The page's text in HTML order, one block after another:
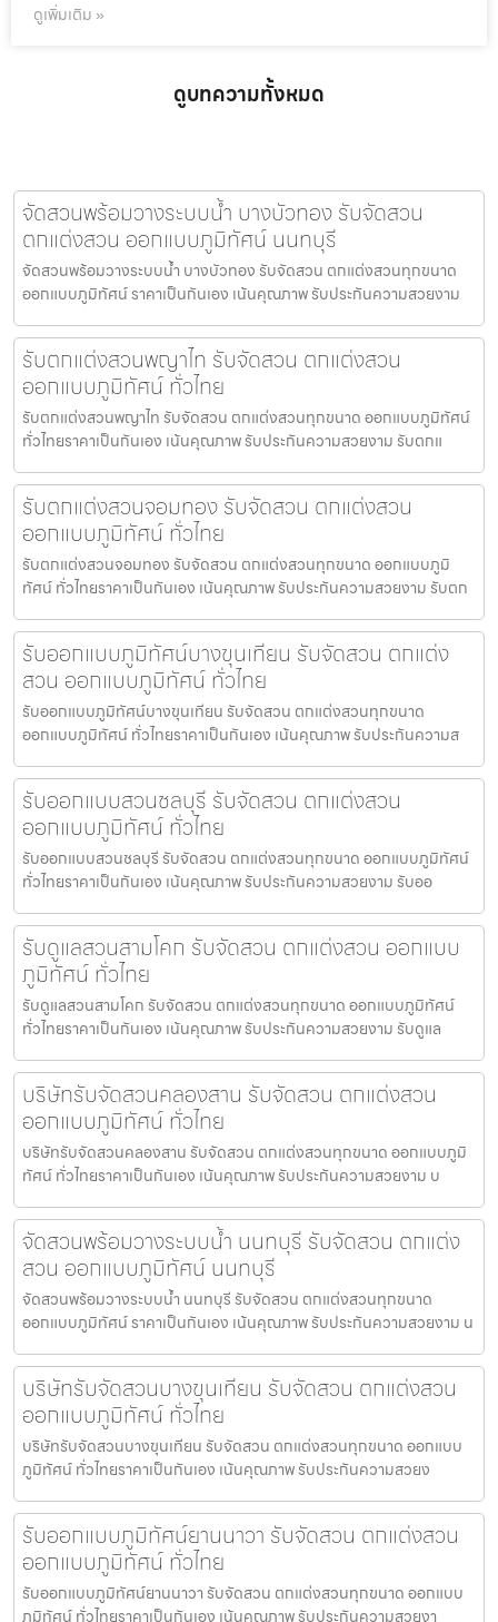
ดูเพิ่มเติม »
ดูบทความทั้งหมด
จัดสวนพร้อมวางระบบน้ำ บางบัวทอง รับจัดสวน
ตกแต่งสวน ออกแบบภูมิทัศน์ นนทบุรี
จัดสวนพร้อมวางระบบน้ำ บางบัวทอง รับจัดสวน ตกแต่งสวนทุกขนาด
ออกแบบภูมิทัศน์ ราคาเป็นกันเอง เน้นคุณภาพ รับประกันความสวยงาม
รับตกแต่งสวนพญาไท รับจัดสวน ตกแต่งสวน
ออกแบบภูมิทัศน์ ทั่วไทย
รับตกแต่งสวนพญาไท รับจัดสวน ตกแต่งสวนทุกขนาด ออกแบบภูมิทัศน์
ทั่วไทยราคาเป็นกันเอง เน้นคุณภาพ รับประกันความสวยงาม รับตกแ
รับตกแต่งสวนจอมทอง รับจัดสวน ตกแต่งสวน
ออกแบบภูมิทัศน์ ทั่วไทย
รับตกแต่งสวนจอมทอง รับจัดสวน ตกแต่งสวนทุกขนาด ออกแบบภูมิ
ทัศน์ ทั่วไทยราคาเป็นกันเอง เน้นคุณภาพ รับประกันความสวยงาม รับตก
รับออกแบบภูมิทัศน์บางขุนเทียน รับจัดสวน ตกแต่ง
สวน ออกแบบภูมิทัศน์ ทั่วไทย
รับออกแบบภูมิทัศน์บางขุนเทียน รับจัดสวน ตกแต่งสวนทุกขนาด
ออกแบบภูมิทัศน์ ทั่วไทยราคาเป็นกันเอง เน้นคุณภาพ รับประกันความส
รับออกแบบสวนชลบุรี รับจัดสวน ตกแต่งสวน
ออกแบบภูมิทัศน์ ทั่วไทย
รับออกแบบสวนชลบุรี รับจัดสวน ตกแต่งสวนทุกขนาด ออกแบบภูมิทัศน์
ทั่วไทยราคาเป็นกันเอง เน้นคุณภาพ รับประกันความสวยงาม รับออ
รับดูแลสวนสามโคก รับจัดสวน ตกแต่งสวน ออกแบบ
ภูมิทัศน์ ทั่วไทย
รับดูแลสวนสามโคก รับจัดสวน ตกแต่งสวนทุกขนาด ออกแบบภูมิทัศน์
ทั่วไทยราคาเป็นกันเอง เน้นคุณภาพ รับประกันความสวยงาม รับดูแล
บริษัทรับจัดสวนคลองสาน รับจัดสวน ตกแต่งสวน
ออกแบบภูมิทัศน์ ทั่วไทย
บริษัทรับจัดสวนคลองสาน รับจัดสวน ตกแต่งสวนทุกขนาด ออกแบบภูมิ
ทัศน์ ทั่วไทยราคาเป็นกันเอง เน้นคุณภาพ รับประกันความสวยงาม บ
จัดสวนพร้อมวางระบบน้ำ นนทบุรี รับจัดสวน ตกแต่ง
สวน ออกแบบภูมิทัศน์ นนทบุรี
จัดสวนพร้อมวางระบบน้ำ นนทบุรี รับจัดสวน ตกแต่งสวนทุกขนาด
ออกแบบภูมิทัศน์ ราคาเป็นกันเอง เน้นคุณภาพ รับประกันความสวยงาม น
บริษัทรับจัดสวนบางขุนเทียน รับจัดสวน ตกแต่งสวน
ออกแบบภูมิทัศน์ ทั่วไทย
บริษัทรับจัดสวนบางขุนเทียน รับจัดสวน ตกแต่งสวนทุกขนาด ออกแบบ
ภูมิทัศน์ ทั่วไทยราคาเป็นกันเอง เน้นคุณภาพ รับประกันความสวยง
รับออกแบบภูมิทัศน์ยานนาวา รับจัดสวน ตกแต่งสวน
ออกแบบภูมิทัศน์ ทั่วไทย
รับออกแบบภูมิทัศน์ยานนาวา รับจัดสวน ตกแต่งสวนทุกขนาด ออกแบบ
ภูมิทัศน์ ทั่วไทยราคาเป็นกันเอง เน้นคุณภาพ รับประกันความสวยงา